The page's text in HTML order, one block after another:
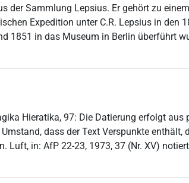
der Sammlung Lepsius. Er gehört zu
Expedition unter C.R. Lepsius in den
1851 in das Museum in Berlin überführt
Hieratika, 97: Die Datierung erfolgt aus
dass der Text Verspunkte enthält,
Luft, in: AfP 22-23, 1973, 37 (Nr. XV)